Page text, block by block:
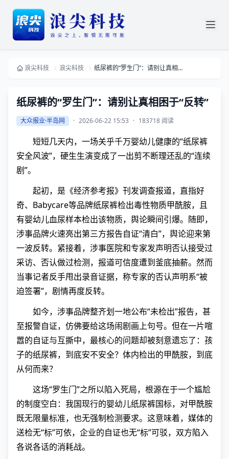
浪尖科技 浪尖科技 纸尿裤的“罗生门”：请别让真相困于“反转”
纸尿裤的“罗生门”：请别让真相困于“反转”
大众报业·半岛网 · 2026-06-22 15:53 · 183718 阅读
短短几天内，一场关乎千万婴幼儿健康的“纸尿裤
安全风波”，硬生生演变成了一出剪不断理还乱的“连续
剧”。
起初，是《经济参考报》刊发调查报道，直指好
奇、Babycare等品牌纸尿裤检出毒性物质甲酰胺，且
有婴幼儿血尿样本检出该物质，舆论瞬间引爆。随即，
涉事品牌火速亮出第三方报告自证“清白”，舆论迎来第
一波反转。紧接着，涉事医院和专家发声明否认接受过
采访、否认做过检测，报道可信度遭到釜底抽薪。然而
当事记者反手甩出录音证据，称专家的否认声明系“被
迫签署”，剧情再度反转。
如今，涉事品牌整齐划一地公布“未检出”报告，甚
至报警自证，仿佛要给这场闹剧画上句号。但在一片喧
嚣的自证与互撕中，最核心的问题却被刻意遗忘了：孩
子的纸尿裤，到底安不安全？体内检出的甲酰胺，到底
从何而来？
这场“罗生门”之所以陷入死局，根源在于一个尴尬
的制度空白：我国现行的婴幼儿纸尿裤国标，对甲酰胺
既无限量标准，也无强制检测要求。这意味着，媒体的
送检无“标”可依，企业的自证也无“标”可驳，双方陷入
各说各话的消耗战。